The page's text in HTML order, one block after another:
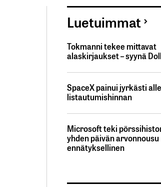
Luetuimmat
Tokmanni tekee mittavat
alaskirjaukset – syynä
SpaceX painui jyrkästi alle
listautumishinnan
Microsoft teki
yhden päivän arvonnousu
ennätyksellinen